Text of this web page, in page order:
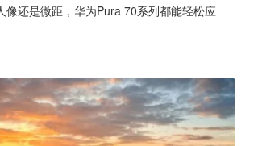
还是微距，华为Pura 70系列都能轻松应